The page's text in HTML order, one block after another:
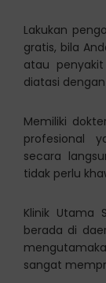
Lakukan
gratis, bila
atau
diatasi
Memiliki
profesional
secara
tidak perlu
Klinik Utama
berada di
sangat